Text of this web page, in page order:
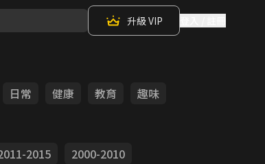
升級 VIP
日常 健康 教育
趣味
2015
2000-2010